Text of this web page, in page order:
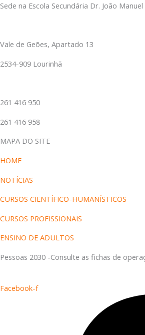
Sede na Escola Secundária Dr. João
Vale de Geões, Apartado 13
2534-909 Lourinhã
261 416 950
261 416 958
MAPA DO SITE
HOME
NOTÍCIAS
CURSOS CIENTÍFICO-HUMANÍSTICOS
CURSOS PROFISSIONAIS
ENSINO DE ADULTOS
Pessoas 2030 -Consulte as fichas de
Facebook-f